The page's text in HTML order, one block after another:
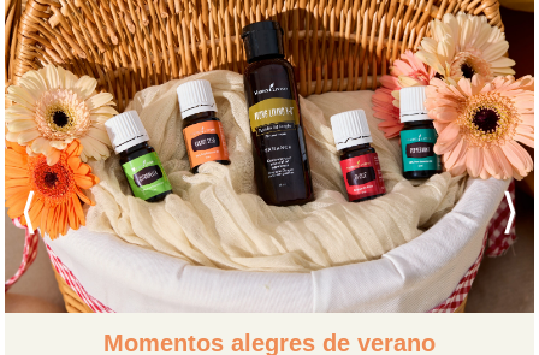
Momentos alegres de verano
Previous Next